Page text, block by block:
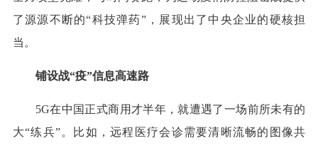
了源源不断的“科技弹药”，展现出了中央企业的硬核担
当。
铺设战“疫”信息高速路
5G在中国正式商用才半年，就遭遇了一场前所未有的
大“练兵”。比如，远程医疗会诊需要清晰流畅的图像共